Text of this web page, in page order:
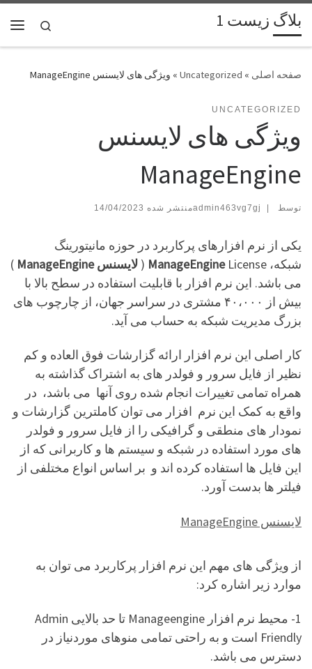
پرش به محتوا بلاگ زیست 1
Search
»
Uncategorized
» ویژگی های لایسنس ManageEngine
UNCATEGORIZED
ویژگی های لایسنس
ManageEngine
توسط admin463vg7gj |
14/04/2023
یکی از نرم افزارهای پرکاربرد در حوزه مانیتورینگ
شبکه،
ManageEngineLicense ( لایسنس ManageEngine
)
می باشد. این نرم افزار با قابلیت استفاده در سطح بالا با
بیش از ۴۰،۰۰۰ مشتری در سراسر جهان، از چارچوب های
بزرگ مدیریت شبکه به حساب می آید.
کار اصلی این نرم افزار ارائه گزارشات فوق العاده و کم
نظیر از فایل سرور و فولدر های به اشتراک گذاشته به
همراه تمامی تغییرات انجام شده روی آنها می باشد، در
واقع به کمک این نرم افزار می توان کاملترین گزارشات و
نمودار های منطقی و گرافیکی را از فایل سرور و فولدر
های مورد استفاده در شبکه و سیستم ها و کاربرانی که از
این فایل ها استفاده کرده اند و بر اساس انواع مختلفی از
فیلتر ها بدست آورد.
لایسنس ManageEngine
از ویژگی های مهم این نرم افزار پرکاربرد می توان به
موارد زیر اشاره کرد:
1- محیط نرم افزار Manageengine تا حد بالایی Admin
Friendly است و به راحتی تمامی منوهای موردنیاز در
دسترس می باشد.